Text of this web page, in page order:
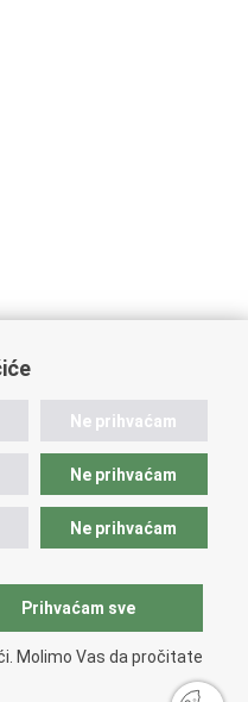
Ne prihvaćam
Ne prihvaćam
Ne prihvaćam
Prihvaćam sve
Molimo Vas da pročitate